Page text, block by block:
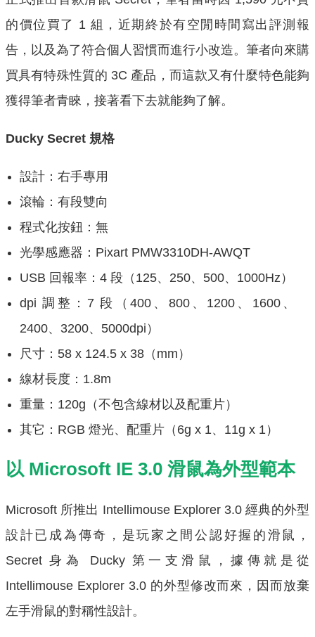
的價位買了 1 組，近期終於有空閒時間寫出評測報
告，以及為了符合個人習慣而進行小改造。筆者向來購
買具有特殊性質的 3C 產品，而這款又有什麼特色能夠
獲得筆者青睞，接著看下去就能夠了解。
Ducky Secret 規格
設計：右手專用
滾輪：有段雙向
程式化按鈕：無
光學感應器：Pixart PMW3310DH-AWQT
USB 回報率：4 段（125、250、500、1000Hz）
dpi 調整：7 段（400、800、1200、1600、
2400、3200、5000dpi）
尺寸：58 x 124.5 x 38（mm）
線材長度：1.8m
重量：120g（不包含線材以及配重片）
其它：RGB 燈光、配重片（6g x 1、11g x 1）
以 Microsoft IE 3.0 滑鼠為外型範本
Microsoft 所推出 Intellimouse Explorer 3.0 經典的外型
設計已成為傳奇，是玩家之間公認好握的滑鼠，
Secret 身為 Ducky 第一支滑鼠，據傳就是從
Intellimouse Explorer 3.0 的外型修改而來，因而放棄
左手滑鼠的對稱性設計。